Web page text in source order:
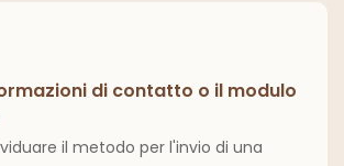
di contatto o il modulo
il metodo per l'invio di una